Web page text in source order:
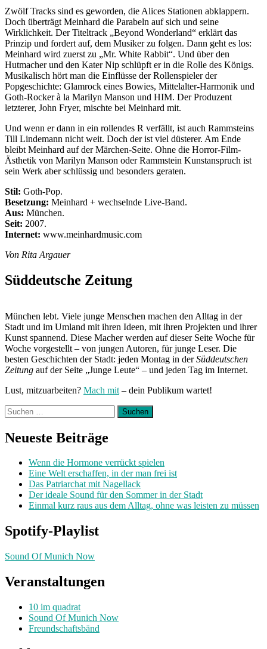
Zwölf Tracks sind es geworden, die Alices Stationen abklappern.
Doch überträgt Meinhard die Parabeln auf sich und seine
Wirklichkeit. Der Titeltrack „Beyond Wonderland“ erklärt das
Prinzip und fordert auf, dem Musiker zu folgen. Dann geht es los:
Meinhard wird zuerst zu „Mr. White Rabbit“. Und über den
Hutmacher und den Kater Nip schlüpft er in die Rolle des Königs.
Musikalisch hört man die Einflüsse der Rollenspieler der
Popgeschichte: Glamrock eines Bowies, Mittelalter-Harmonik und
Goth-Rocker à la Marilyn Manson und HIM. Der Produzent
letzterer, John Fryer, mischte bei Meinhard mit.
Und wenn er dann in ein rollendes R verfällt, ist auch Rammsteins
Till Lindemann nicht weit. Doch der ist viel düsterer. Am Ende
bleibt Meinhard auf der Märchen-Seite. Ohne die Horror-Film-
Ästhetik von Marilyn Manson oder Rammstein Kunstanspruch ist
sein Werk aber schlüssig und besonders geraten.
Stil: Goth-Pop.
Besetzung: Meinhard + wechselnde Live-Band.
Aus: München.
Seit: 2007.
Internet: www.meinhardmusic.com
Von Rita Argauer
Süddeutsche Zeitung
München lebt. Viele junge Menschen machen den Alltag in der
Stadt und im Umland mit ihren Ideen, mit ihren Projekten und ihrer
Kunst spannend. Diese Macher werden auf dieser Seite Woche für
Woche vorgestellt – von jungen Autoren, für junge Leser. Die
besten Geschichten der Stadt: jeden Montag in derSüddeutschen
Zeitung auf der Seite „Junge Leute“ – und jeden Tag im Internet.
Lust, mitzuarbeiten? Mach mit – dein Publikum wartet!
Suchen
nach:
Neueste Beiträge
Wenn die Hormone verrückt spielen
Eine Welt erschaffen, in der man frei ist
Das Patriarchat mit Nagellack
Der ideale Sound für den Sommer in der Stadt
Einmal kurz raus aus dem Alltag, ohne was leisten zu müssen
Spotify-Playlist
Sound Of Munich Now
Veranstaltungen
10 im quadrat
Sound Of Munich Now
Freundschaftsbänd